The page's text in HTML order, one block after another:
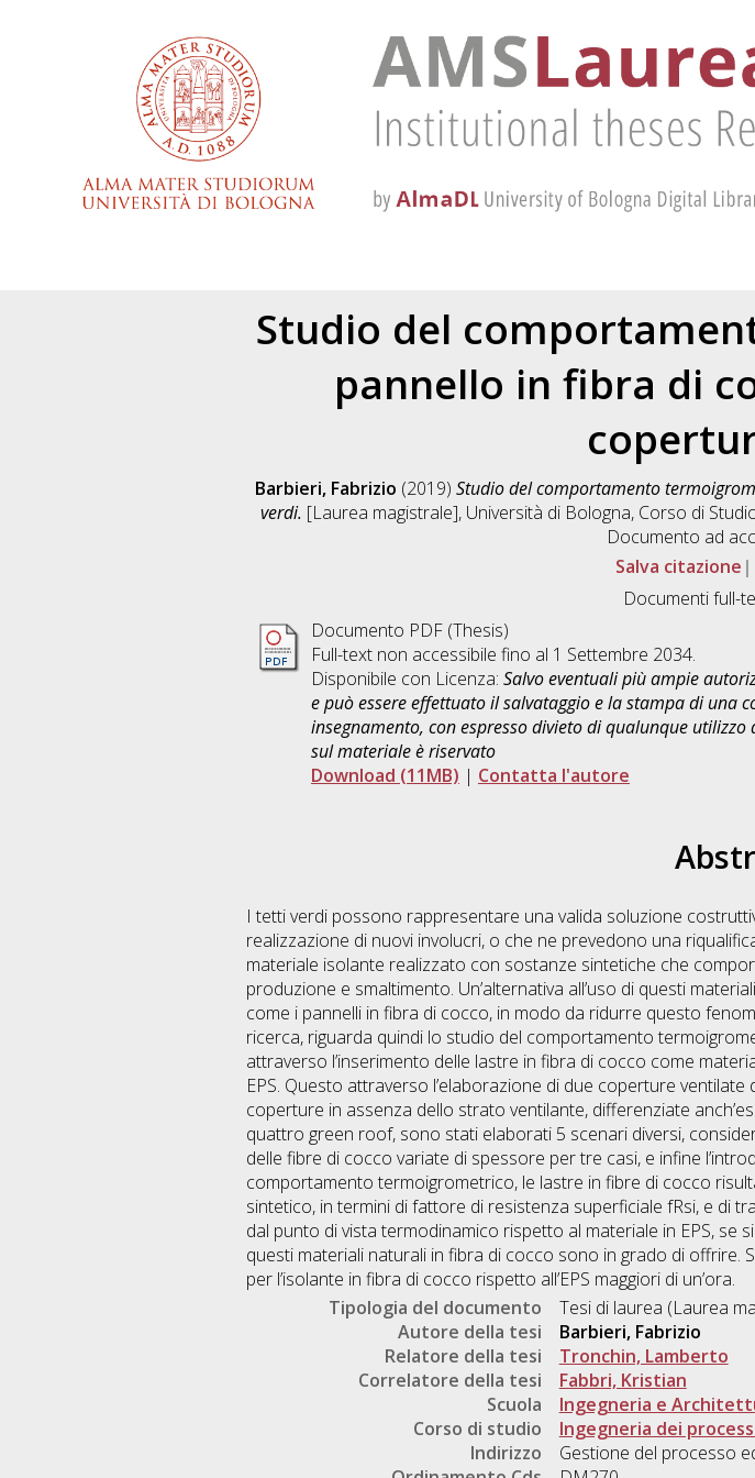
Studio del
pannello in fibra di
Barbieri, Fabrizio (2019) Studio del comportamento
verdi. [Laurea magistrale], Università di Bologna, Corso di
Documento ad
Salva citazione
Documenti full-
Documento PDF (Thesis)
Full-text non accessibile fino al 1 Settembre 2034.
Disponibile con Licenza: Salvo eventuali più ampie
e può essere effettuato il salvataggio e la stampa di una
insegnamento, con espresso divieto di qualunque
sul materiale è riservato
Download (11MB) | Contatta l'autore
I tetti verdi possono rappresentare una valida soluzione
realizzazione di nuovi involucri, o che ne prevedono una
materiale isolante realizzato con sostanze sintetiche che
produzione e smaltimento. Un’alternativa all’uso di questi
come i pannelli in fibra di cocco, in modo da ridurre questo
ricerca, riguarda quindi lo studio del comportamento
attraverso l’inserimento delle lastre in fibra di cocco come
EPS. Questo attraverso l’elaborazione di due coperture
coperture in assenza dello strato ventilante, differenziate
quattro green roof, sono stati elaborati 5 scenari diversi,
delle fibre di cocco variate di spessore per tre casi, e infine
comportamento termoigrometrico, le lastre in fibre di cocco
sintetico, in termini di fattore di resistenza superficiale fRsi, e di
dal punto di vista termodinamico rispetto al materiale in EPS, se
questi materiali naturali in fibra di cocco sono in grado di
per l’isolante in fibra di cocco rispetto all’EPS maggiori di un’ora.
Tipologia del documento
Tesi di laurea (Laurea
Autore della tesi
Barbieri, Fabrizio
Relatore della tesi
Tronchin, Lamberto
Correlatore della tesi
Fabbri, Kristian
Scuola
Ingegneria e
Corso di studio
Ingegneria dei
Indirizzo
Gestione del processo